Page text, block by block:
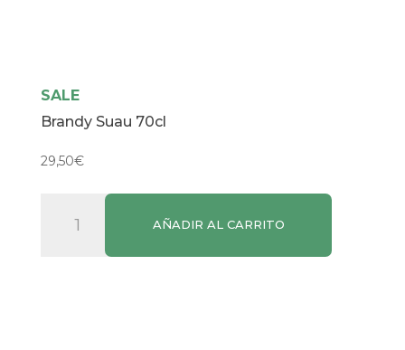
SALE
Brandy Suau 70cl
29,50€
AÑADIR AL CARRITO